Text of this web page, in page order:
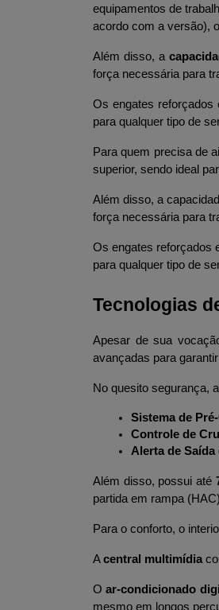
equipamentos de
acordo com a versão),
Além disso, a
força necessária para
Os engates reforçados
para qualquer tipo de
Para quem precisa de
superior, sendo ideal
Além disso, a
força necessária para
Os engates reforçados
para qualquer tipo de
Tecnologias
Apesar de sua
avançadas para
No quesito segurança,
Sistema de
Controle de
Alerta de Saída
Além disso, possui até
partida em rampa
Para o conforto, o
A central multimídia
O ar-condicionado
mesmo em longos